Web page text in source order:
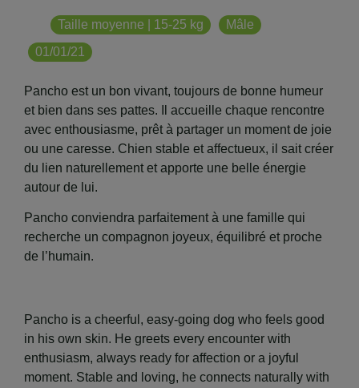
Taille moyenne | 15-25 kg
Mâle
01/01/21
Pancho est un bon vivant, toujours de bonne humeur
et bien dans ses pattes. Il accueille chaque rencontre
avec enthousiasme, prêt à partager un moment de joie
ou une caresse. Chien stable et affectueux, il sait créer
du lien naturellement et apporte une belle énergie
autour de lui.
Pancho conviendra parfaitement à une famille qui
recherche un compagnon joyeux, équilibré et proche
de l’humain.
Pancho is a cheerful, easy‑going dog who feels good
in his own skin. He greets every encounter with
enthusiasm, always ready for affection or a joyful
moment. Stable and loving, he connects naturally with